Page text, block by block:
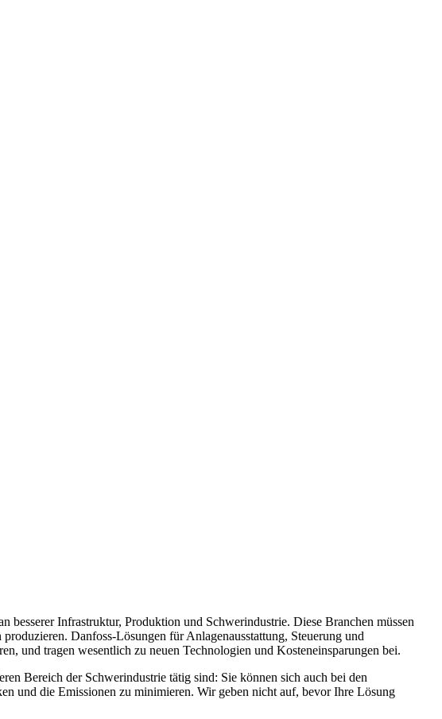
Infrastruktur, Produktion und Schwerindustrie. Diese Branchen müssen
Danfoss-Lösungen für Anlagenausstattung, Steuerung und
und tragen wesentlich zu neuen Technologien und Kosteneinsparungen bei.
Bereich der Schwerindustrie tätig sind: Sie können sich auch bei den
und die Emissionen zu minimieren. Wir geben nicht auf, bevor Ihre Lösung